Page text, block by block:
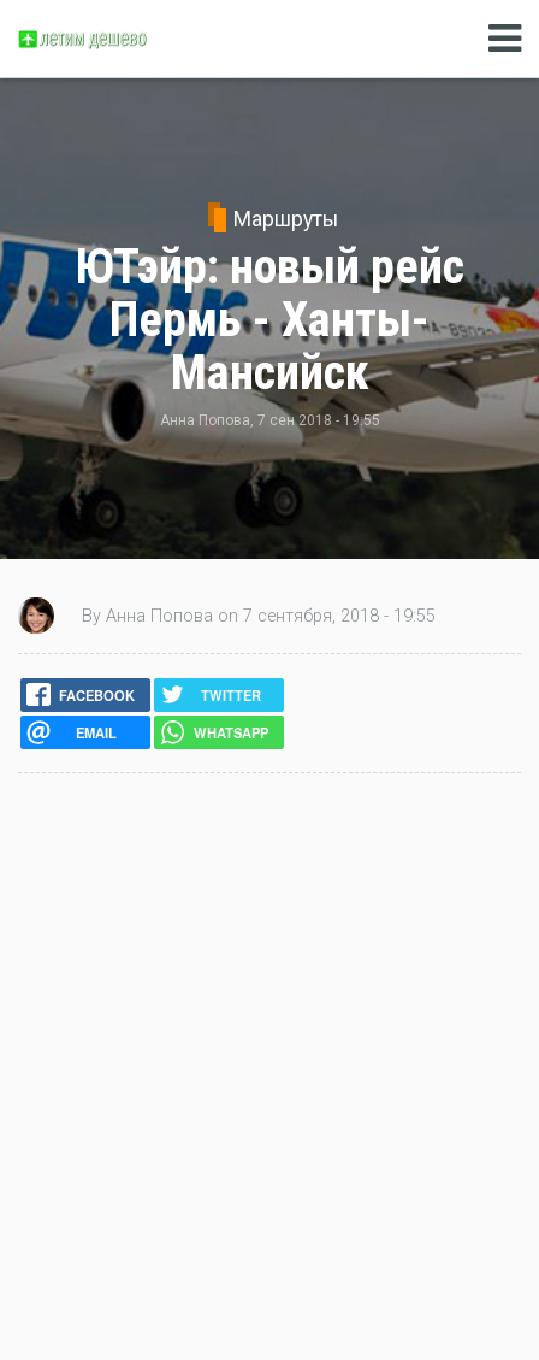
Маршруты
ЮТэйр: новый рейс
Пермь - Ханты-
Мансийск
Анна Попова , 7 сен 2018 - 19:55
By Анна Попова on 7 сентября, 2018 - 19:55
FACEBOOK
TWITTER
EMAIL
WHATSAPP